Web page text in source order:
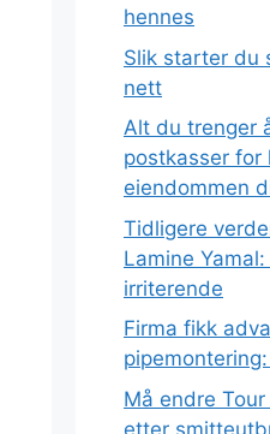
hennes
Slik starter du
nett
Alt du trenger
postkasser for
eiendommen
Tidligere
Lamine
irriterende
Firma fikk
Må endre
etter